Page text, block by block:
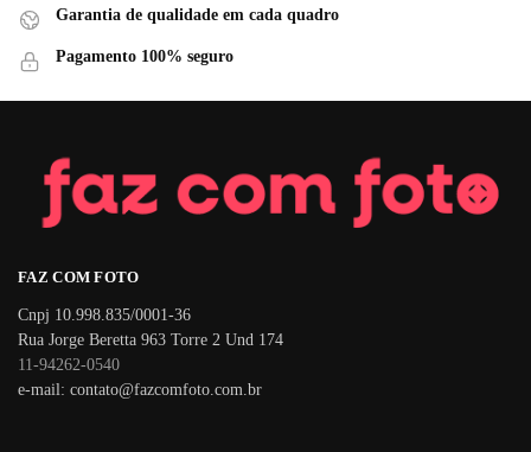
Garantia de qualidade em cada quadro
Pagamento 100% seguro
FAZ COM FOTO
Cnpj 10.998.835/0001-36
Rua Jorge Beretta 963 Torre 2 Und 174
11-94262-0540
e-mail: contato@fazcomfoto.com.br